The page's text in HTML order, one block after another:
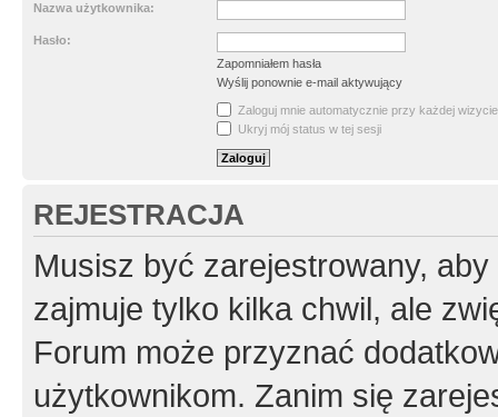
Nazwa użytkownika:
Hasło:
Zapomniałem hasła
Wyślij ponownie e-mail aktywujący
Zaloguj mnie automatycznie przy każdej wizycie
Ukryj mój status w tej sesji
REJESTRACJA
Musisz być zarejestrowany,
zajmuje tylko kilka chwil, ale
Forum może przyznać
użytkownikom. Zanim się